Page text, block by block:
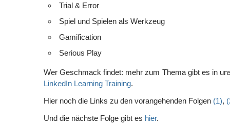
Trial & Error
Spiel und Spielen als Werkzeug
Gamification
Serious Play
Wer Geschmack findet: mehr zum Thema gibt es in
LinkedIn Learning Training.
Hier noch die Links zu den vorangehenden Folgen (1),
Und die nächste Folge gibt es hier.